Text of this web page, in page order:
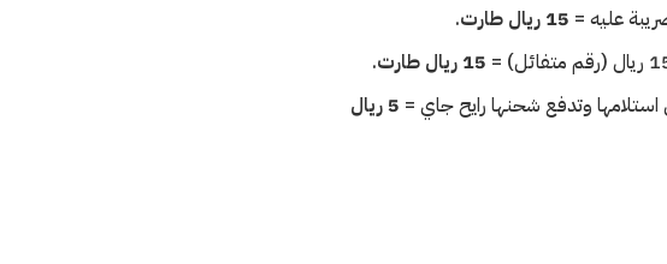
عليه = 15 ريال طارت
.
15 ريال طارت
.
5 ريال